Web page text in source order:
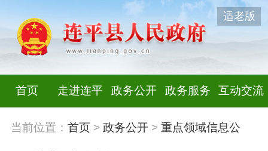
适老版
首页 走进连平 政务公开 政务服务 互动交流
当前位置： 首页> 政务公开> 重点领域信息公